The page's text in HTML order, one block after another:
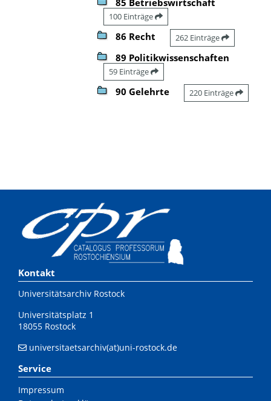
100 Einträge
86 Recht 262 Einträge
89 Politikwissenschaften
59 Einträge
90 Gelehrte 220 Einträge
Kontakt
Universitätsarchiv Rostock
Universitätsplatz 1
18055 Rostock
universitaetsarchiv(at)uni-rostock.de
Service
Impressum